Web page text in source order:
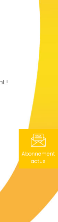
Abonnement
actus
!